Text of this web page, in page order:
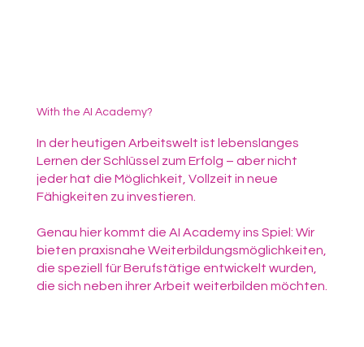
With the AI Academy?
In der heutigen Arbeitswelt ist lebenslanges
Lernen der Schlüssel zum Erfolg – aber nicht
jeder hat die Möglichkeit, Vollzeit in neue
Fähigkeiten zu investieren.
Genau hier kommt die AI Academy ins Spiel: Wir
bieten praxisnahe Weiterbildungsmöglichkeiten,
die speziell für Berufstätige entwickelt wurden,
die sich neben ihrer Arbeit weiterbilden möchten.